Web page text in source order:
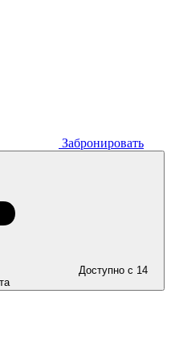
Забронировать
Доступно с 14